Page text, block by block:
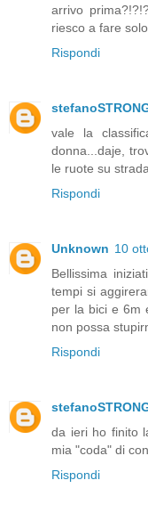
arrivo
riesco a fare
Rispondi
vale la
donna...daje,
le ruote su
Rispondi
Unknown 10
Bellissima
tempi si
per la bici e 6m
non possa
Rispondi
da ieri ho finito
mia "coda" di
Rispondi